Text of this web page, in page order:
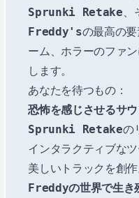
Sprunki Retake
Freddy'sの最高の
ーム、ホラーのファ
します。
あなたを待つもの：
恐怖を感じさせるサ
Sprunki Retakeの
インタラクティブな
美しいトラックを創作
Freddyの世界で生き